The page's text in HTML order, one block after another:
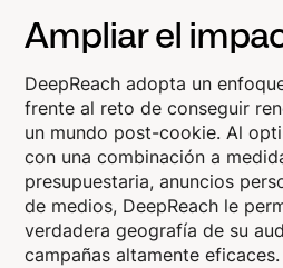
Ampliar el
DeepReach adopta un
frente al reto de conseguir
un mundo post-cookie. Al
con una combinación a
presupuestaria, anuncios
de medios, DeepReach le
verdadera geografía de su
campañas altamente eficaces.